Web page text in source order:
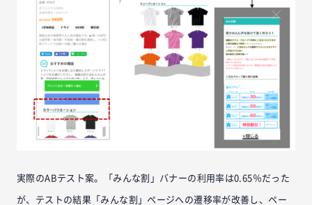
実際のABテスト案。「みんな割」バナーの利用率は0.65％だった
が、テストの結果「みんな割」ページへの遷移率が改善し、ペー